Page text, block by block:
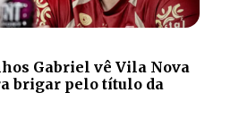
Gabriel vê Vila Nova
brigar pelo título da